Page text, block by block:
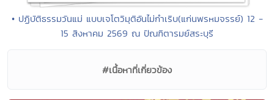
• ปฏิบัติธรรมวันแม่ แบบเจโตวิมุติอันไม่กำเริบ(แก่นพรหมจรรย์) 12 -
15 สิงหาคม 2569 ณ ปัณฑิตารมย์สระบุรี
#เนื้อหาที่เกี่ยวข้อง